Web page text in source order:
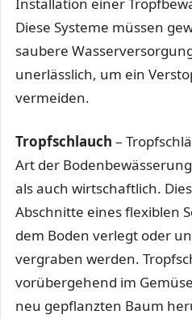
Diese Systeme müssen
saubere
unerlässlich, um ein
vermeiden.
Tropfschlauch –
Art der
als auch wirtschaftlich.
Abschnitte eines flexiblen
dem Boden verlegt oder
vergraben werden.
vorübergehend im
neu gepflanzten Baum